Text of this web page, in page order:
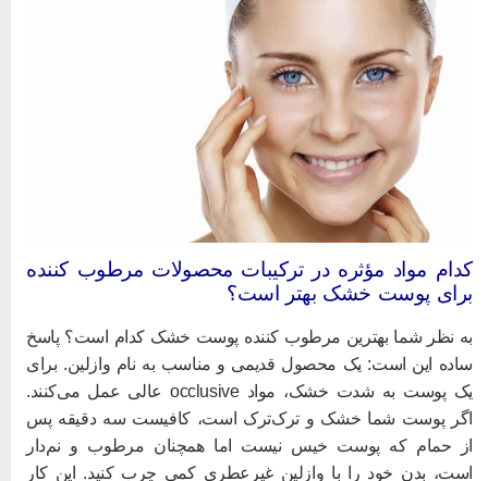
مواد مؤثره در ترکیبات محصولات مرطوب کننده
پوست خشک بهتر است؟
نظر شما بهترین مرطوب کننده پوست خشک کدام است؟ پاسخ
این است: یک محصول قدیمی و مناسب به نام وازلین. برای
یک پوست به شدت خشک، مواد occlusive عالی عمل می‌کنند.
پوست شما خشک و ترک‌ترک است، کافیست سه دقیقه پس
حمام که پوست خیس نیست اما همچنان مرطوب و نم‌دار
بدن خود را با وازلین غیرعطری کمی چرب کنید. این کار